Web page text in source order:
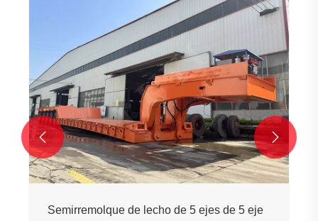
Semirremolque de lecho de 5 ejes de 5 eje
 